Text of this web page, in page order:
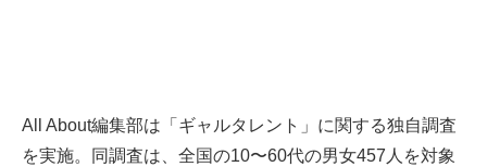
All About編集部は「ギャルタレント」に関する独自調査
を実施。同調査は、全国の10〜60代の男女457人を対象